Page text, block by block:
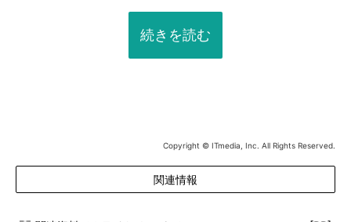
続きを読む
Copyright © ITmedia, Inc. All Rights Reserved.
関連情報